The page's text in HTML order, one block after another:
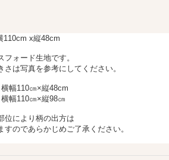
110cm x縦48cm
フォード生地です。
さは写真を参考にしてください。
幅110㎝×縦48cm
幅110㎝×縦98㎝
位により柄の出方は
すのであらかじめご了承ください。